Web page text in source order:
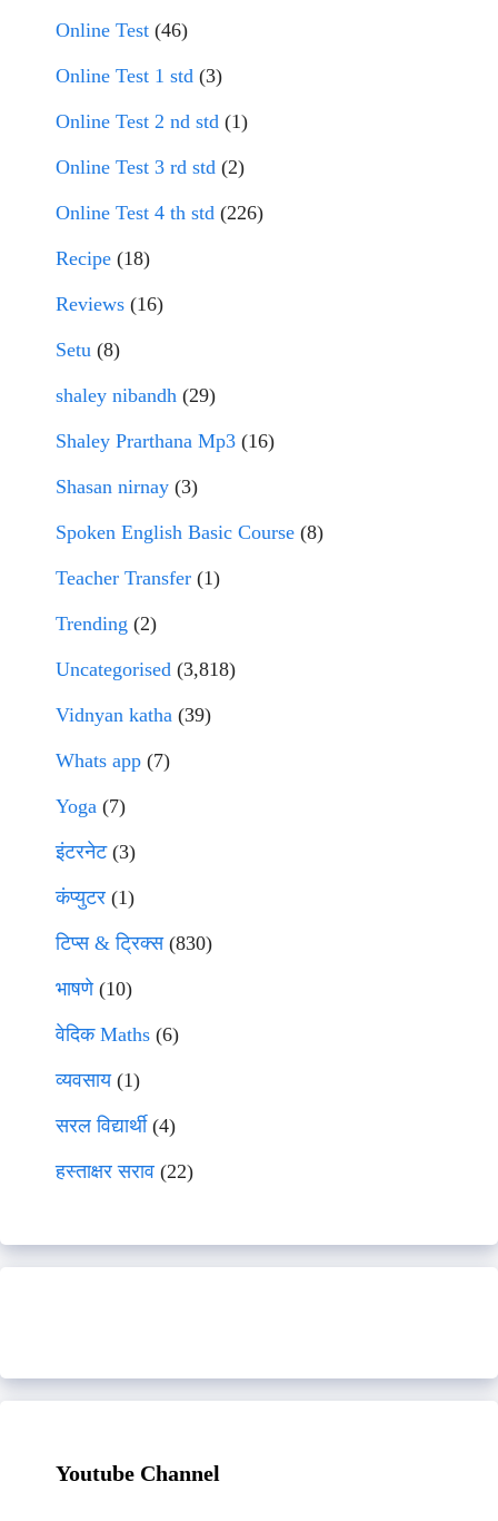
Online Test (46)
Online Test 1 std (3)
Online Test 2 nd std (1)
Online Test 3 rd std (2)
Online Test 4 th std (226)
Recipe (18)
Reviews (16)
Setu (8)
shaley nibandh (29)
Shaley Prarthana Mp3 (16)
Shasan nirnay (3)
Spoken English Basic Course (8)
Teacher Transfer (1)
Trending (2)
Uncategorised (3,818)
Vidnyan katha (39)
Whats app (7)
Yoga (7)
इंटरनेट(3)
कंप्युटर (1)
टिप्स & ट्रिक्स(830)
भाषणे(10)
वेदिक Maths (6)
व्यवसाय(1)
सरल विद्यार्थी(4)
हस्ताक्षर सराव (22)
Youtube Channel